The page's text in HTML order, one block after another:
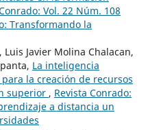
Vol. 22 Núm. 108
Transformando la
Luis Javier Molina Chalacan,
La inteligencia
la creación de recursos
superior , Revista Conrado:
a distancia un